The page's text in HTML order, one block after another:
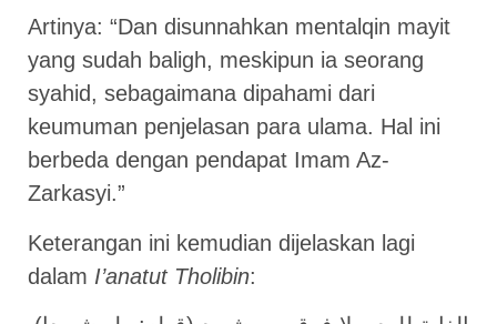
Artinya: “Dan disunnahkan mentalqin mayit
yang sudah baligh, meskipun ia seorang
syahid, sebagaimana dipahami dari
keumuman penjelasan para ulama. Hal ini
berbeda dengan pendapat Imam Az-
Zarkasyi.”
Keterangan ini kemudian dijelaskan lagi
dalam I’anatut Tholibin: